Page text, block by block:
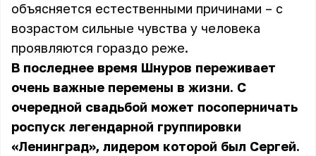
объясняется естественными причинами – с
возрастом сильные чувства у человека
проявляются гораздо реже.
В последнее время Шнуров переживает
очень важные перемены в жизни. С
очередной свадьбой может посоперничать
роспуск легендарной группировки
«Ленинград», лидером которой был Сергей.